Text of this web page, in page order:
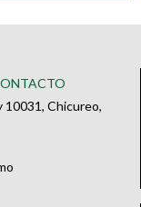
10031, Chicureo,